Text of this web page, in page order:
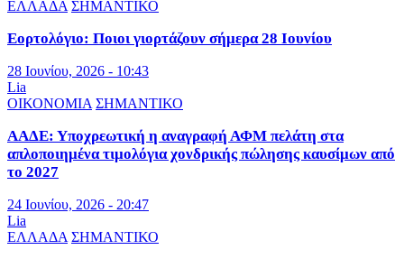
ΕΛΛΑΔΑ ΣΗΜΑΝΤΙΚΟ
Εορτολόγιο: Ποιοι γιορτάζουν σήμερα 28 Ιουνίου
28 Ιουνίου, 2026 - 10:43
Lia
ΟΙΚΟΝΟΜΙΑ ΣΗΜΑΝΤΙΚΟ
ΑΑΔΕ: Υποχρεωτική η αναγραφή ΑΦΜ πελάτη στα
απλοποιημένα τιμολόγια χονδρικής πώλησης καυσίμων από
το 2027
24 Ιουνίου, 2026 - 20:47
Lia
ΕΛΛΑΔΑ ΣΗΜΑΝΤΙΚΟ